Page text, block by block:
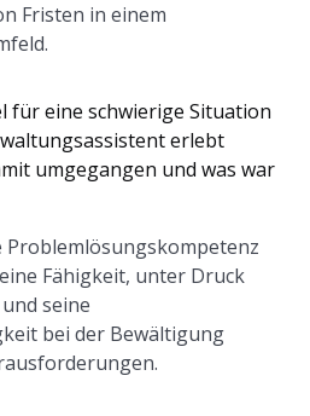
Fristen in einem
für eine schwierige Situation
erlebt
umgegangen und was war
Problemlösungskompetenz
Fähigkeit, unter Druck
seine
bei der Bewältigung